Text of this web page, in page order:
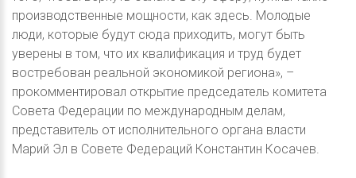
производственные мощности, как здесь. Молодые
люди, которые будут сюда приходить, могут быть
уверены в том, что их квалификация и труд будет
востребован реальной экономикой региона», –
прокомментировал открытие председатель комитета
Совета Федерации по международным делам,
представитель от исполнительного органа власти
Марий Эл в Совете Федераций Константин Косачев.